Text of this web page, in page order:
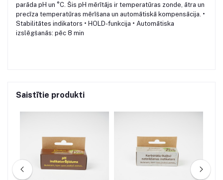
parāda pH un °C. Šis pH mērītājs ir temperatūras zonde, ātra un
precīza temperatūras mērīšana un automātiskā kompensācija. •
Stabilitātes indikators • HOLD-funkcija • Automātiska
izslēgšanās: pēc 8 min
Saistītie produkti